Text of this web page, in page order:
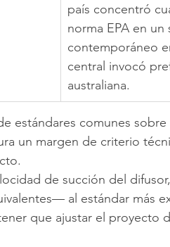
país concentró
norma EPA en un
contemporáneo
central invocó
australiana.
estándares comunes
un margen de criterio
de succión del
al estándar más
que ajustar el proyecto